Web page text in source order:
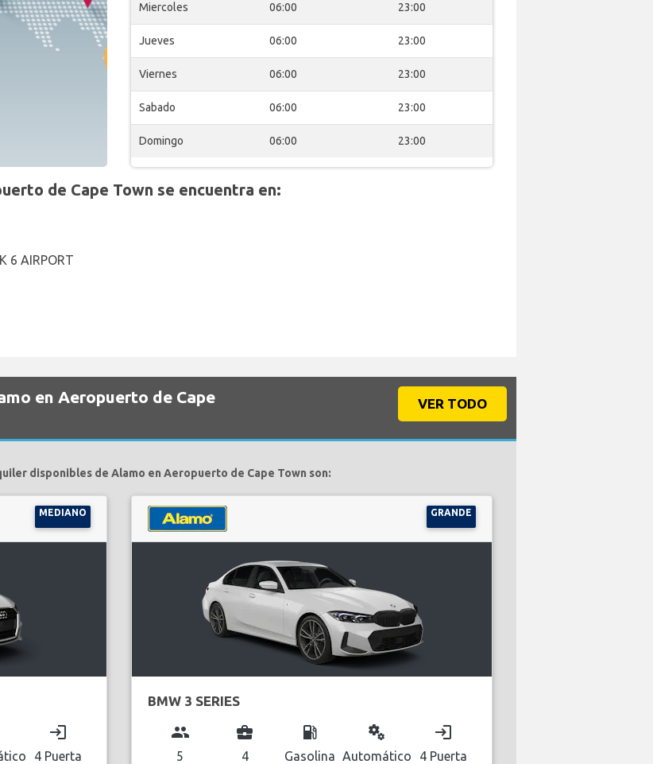
Miercoles 06:00 23:00
Jueves 06:00 23:00
Viernes 06:00 23:00
Sabado 06:00 23:00
Domingo 06:00 23:00
de Cape Town se encuentra en:
6 AIRPORT
en Aeropuerto de Cape
VER TODO
disponibles de Alamo en Aeropuerto de Cape Town son:
MEDIANO
login
4 Puerta
GRANDE
BMW 3 SERIES
group
5
business_center
4
local_gas_station
Gasolina
miscellaneous_services
Automático
login
4 Puerta